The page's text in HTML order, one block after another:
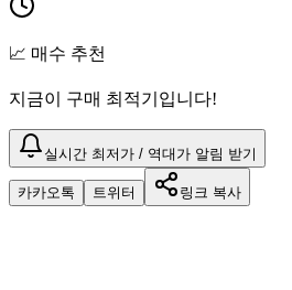
📈 매수 추천
지금이 구매 최적기입니다!
실시간 최저가 / 역대가 알림 받기
카카오톡 트위터 링크 복사